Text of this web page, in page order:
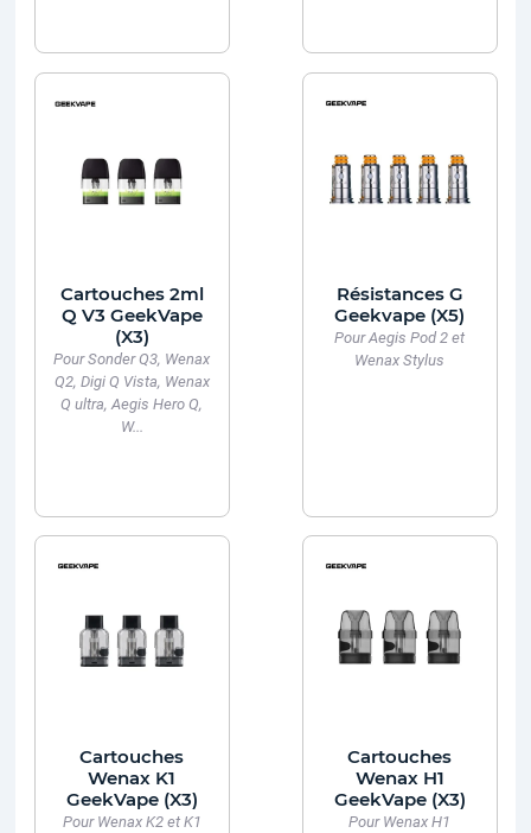
Cartouches 2ml
Q V3 GeekVape
(X3)
Pour Sonder Q3, Wenax
Q2, Digi Q Vista, Wenax
Q ultra, Aegis Hero Q,
W...
Résistances G
Geekvape (X5)
Pour Aegis Pod 2 et
Wenax Stylus
Cartouches
Wenax K1
GeekVape (X3)
Pour Wenax K2 et K1
Cartouches
Wenax H1
GeekVape (X3)
Pour Wenax H1